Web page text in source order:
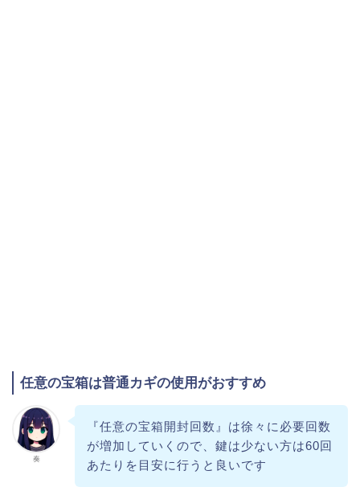
任意の宝箱は普通カギの使用がおすすめ
奏
『任意の宝箱開封回数』は徐々に必要回数
が増加していくので、鍵は少ない方は60回
あたりを目安に行うと良いです